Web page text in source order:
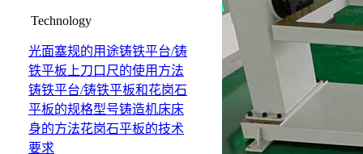
Technology
光面塞规的用途铸铁平台/铸
铁平板上刀口尺的使用方法
铸铁平台/铸铁平板和花岗石
平板的规格型号铸造机床床
身的方法花岗石平板的技术
要求